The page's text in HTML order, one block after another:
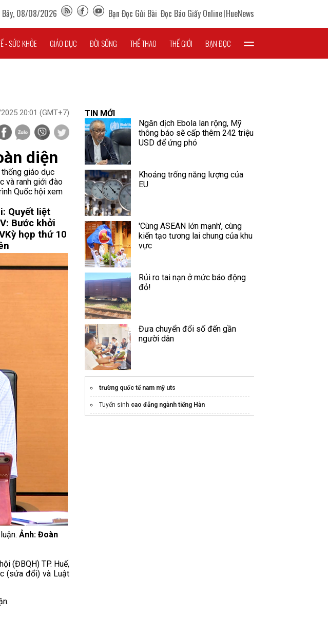
Bảy, 08/08/2026 Bạn Đọc Gửi Bài Đọc Báo Giấy Online HueNews
- SỨC KHỎE GIÁO DỤC ĐỜI SỐNG THỂ THAO THẾ GIỚI BẠN ĐỌC
20:01 (GMT+7)
diện
giáo dục
và ranh giới đào
Quốc hội xem
Quyết liệt
Bước khởi
Kỳ họp thứ 10
Ảnh: Đoàn
(ĐBQH) TP. Huế,
(sửa đổi) và Luật
TIN MỚI
Ngăn dịch Ebola lan rộng, Mỹ
thông báo sẽ cấp thêm 242 triệu
USD để ứng phó
Khoảng trống năng lượng của
EU
'Cùng ASEAN lớn mạnh', cùng
kiến tạo tương lai chung của khu
vực
Rủi ro tai nạn ở mức báo động
đỏ!
Đưa chuyển đổi số đến gần
người dân
trường quốc tế nam mỹ uts
Tuyển sinh cao đẳng ngành tiếng Hàn